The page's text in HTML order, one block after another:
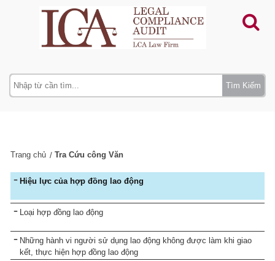
Tìm Kiếm
Trang chủ Tra Cứu công Văn
Hiệu lực của hợp đồng lao động
Loại hợp đồng lao động
Những hành vi người sử dụng lao động không được làm khi giao
kết, thực hiện hợp đồng lao động